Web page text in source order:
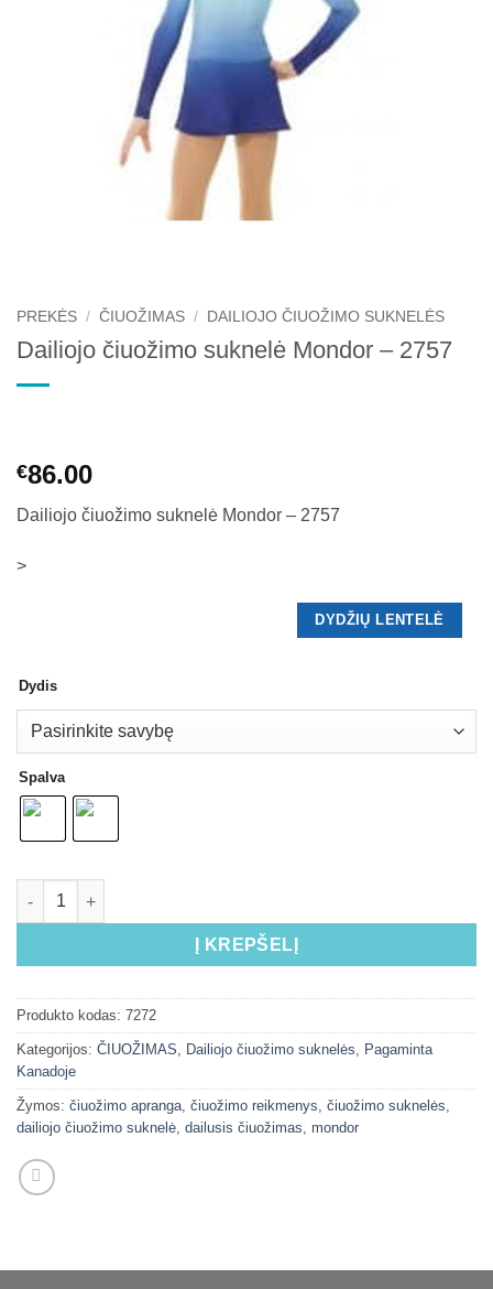
PREKĖS / ČIUOŽIMAS / DAILIOJO ČIUOŽIMO SUKNELĖS
Dailiojo čiuožimo suknelė Mondor – 2757
€86.00
Dailiojo čiuožimo suknelė Mondor – 2757
>
DYDŽIŲ LENTELĖ
Dydis
Spalva
Į KREPŠELĮ
Produkto kodas: 7272
Kategorijos: ČIUOŽIMAS, Dailiojo čiuožimo suknelės, Pagaminta
Kanadoje
Žymos: čiuožimo apranga, čiuožimo reikmenys, čiuožimo suknelės,
dailiojo čiuožimo suknelė, dailusis čiuožimas, mondor